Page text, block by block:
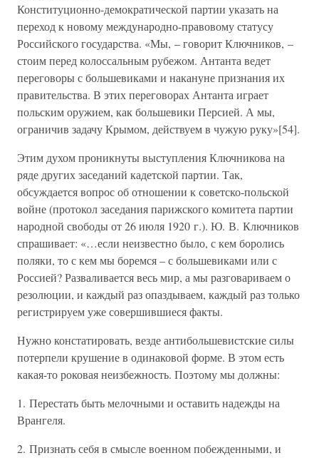
Конституционно-демократической партии указать на
переход к новому международно-правовому статусу
Российского государства. «Мы, – говорит Ключников, –
стоим перед колоссальным рубежом. Антанта ведет
переговоры с большевиками и накануне признания их
правительства. В этих переговорах Антанта играет
польским оружием, как большевики Персией. А мы,
ограничив задачу Крымом, действуем в чужую руку»[54].
Этим духом проникнуты выступления Ключникова на
ряде других заседаний кадетской партии. Так,
обсуждается вопрос об отношении к советско-польской
войне (протокол заседания парижского комитета партии
народной свободы от 26 июля 1920 г.). Ю. В. Ключников
спрашивает: «…если неизвестно было, с кем боролись
поляки, то с кем мы боремся – с большевиками или с
Россией? Разваливается весь мир, а мы разговариваем о
резолюции, и каждый раз опаздываем, каждый раз только
регистрируем уже совершившиеся факты.
Нужно констатировать, везде антибольшевистские силы
потерпели крушение в одинаковой форме. В этом есть
какая-то роковая неизбежность. Поэтому мы должны:
1. Перестать быть мелочными и оставить надежды на
Врангеля.
2. Признать себя в смысле военном побежденными, и